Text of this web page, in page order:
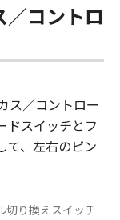
コントロ
ス／コントロー
ドスイッチとフ
て、左右のピン
切り換えスイッチ